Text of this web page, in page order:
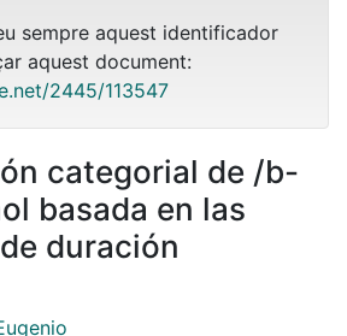
sempre aquest identificador
aquest document:
2445/113547
categorial de /b-
basada en las
duración